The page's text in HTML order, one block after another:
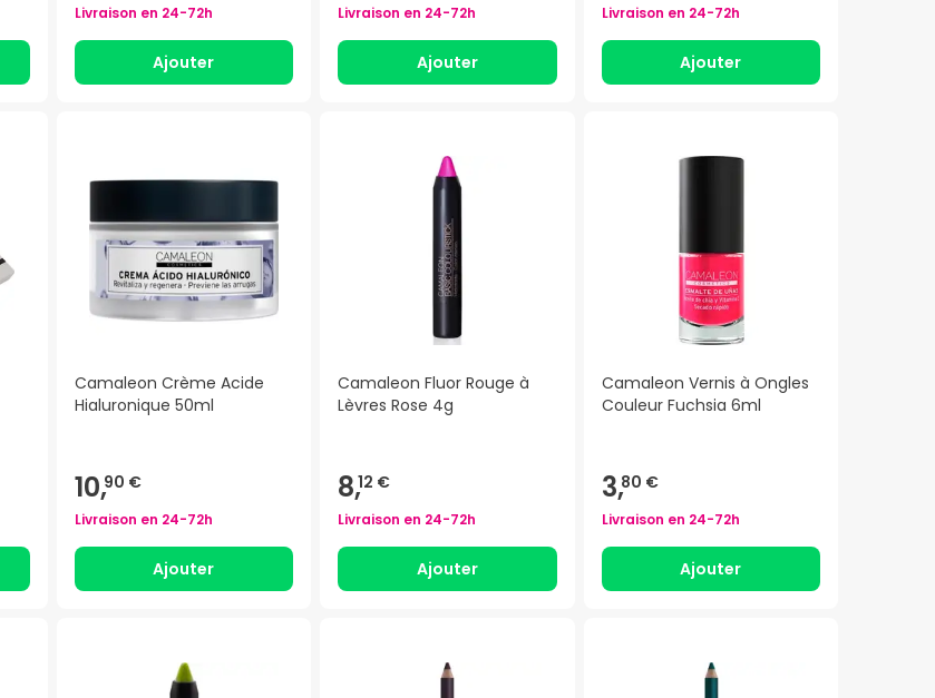
Livraison en 24-72h
Ajouter
Livraison en 24-72h
Ajouter
Livraison en 24-72h
Ajouter
Camaleon Crème Acide
Hialuronique 50ml
10,90 €
Livraison en 24-72h
Ajouter
Camaleon Fluor Rouge à
Lèvres Rose 4g
8,12 €
Livraison en 24-72h
Ajouter
Camaleon Vernis à Ongles
Couleur Fuchsia 6ml
3,80 €
Livraison en 24-72h
Ajouter